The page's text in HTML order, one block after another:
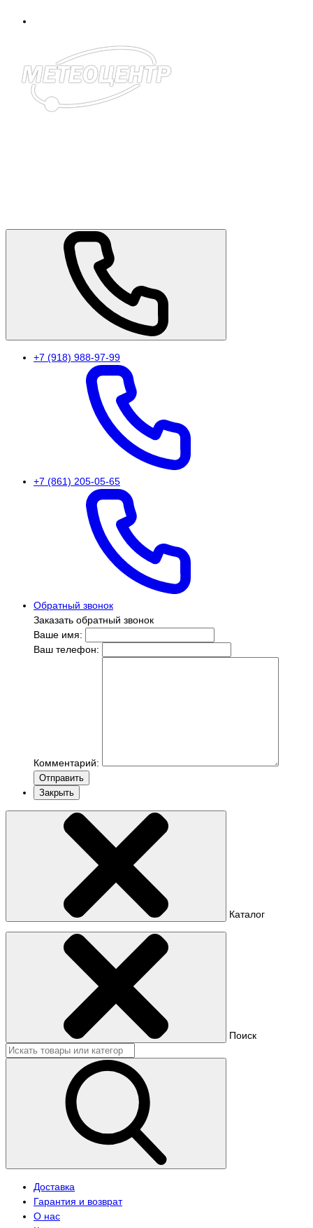
+7 (918) 988-97-99
+7 (861) 205-05-65
Обратный звонок
Заказать обратный звонок
Ваше имя:
Ваш телефон:
Комментарий:
Отправить
Закрыть
Каталог
Поиск
Доставка
Гарантия и возврат
О нас